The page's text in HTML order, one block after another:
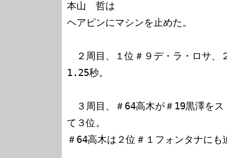
本山　哲は
ヘアピンにマシンを止めた。
２周目、１位＃９デ・ラ・ロサ、
1.25秒。
３周目、＃64高木が＃19黒澤をス
て３位。
＃64高木は２位＃１フォンタナにも